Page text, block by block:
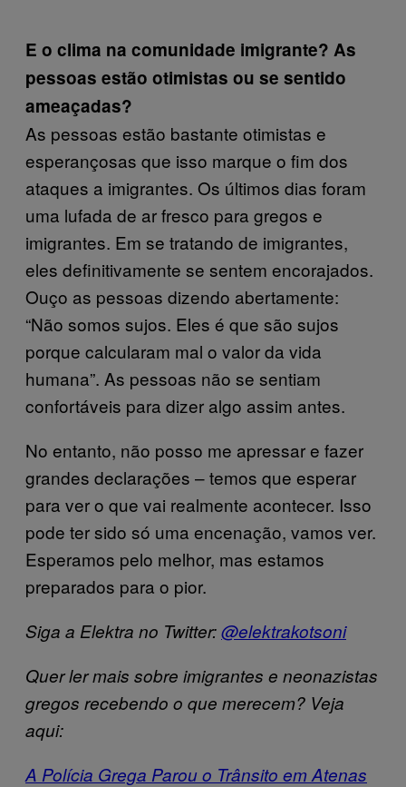
E o clima na comunidade imigrante? As
pessoas estão otimistas ou se sentido
ameaçadas?
As pessoas estão bastante otimistas e
esperançosas que isso marque o fim dos
ataques a imigrantes. Os últimos dias foram
uma lufada de ar fresco para gregos e
imigrantes. Em se tratando de imigrantes,
eles definitivamente se sentem encorajados.
Ouço as pessoas dizendo abertamente:
“Não somos sujos. Eles é que são sujos
porque calcularam mal o valor da vida
humana”. As pessoas não se sentiam
confortáveis para dizer algo assim antes.
No entanto, não posso me apressar e fazer
grandes declarações – temos que esperar
para ver o que vai realmente acontecer. Isso
pode ter sido só uma encenação, vamos ver.
Esperamos pelo melhor, mas estamos
preparados para o pior.
Siga a Elektra no Twitter:@elektrakotsoni
Quer ler mais sobre imigrantes e neonazistas
gregos recebendo o que merecem? Veja
aqui:
A Polícia Grega Parou o Trânsito em Atenas